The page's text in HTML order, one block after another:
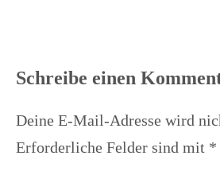
Schreibe einen
Deine E-Mail-Adresse wird
Erforderliche Felder sind mit *